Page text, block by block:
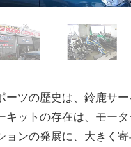
ーツの歴史は、鈴鹿サ
キットの存在は、モー
ョンの発展に、大きく